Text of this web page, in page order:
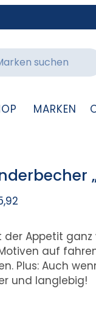
MARKEN
der Appetit
auf
Plus: Auch
und langlebig!